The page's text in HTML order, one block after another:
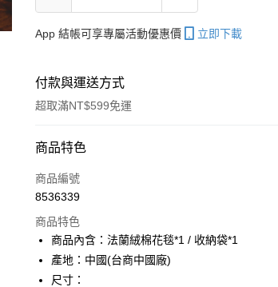
App 結帳可享專屬活動優惠價 立即下載
付款與運送方式
超取滿NT$599免運
付款方式
信用卡一次付款
LINE Pay
Apple Pay
商品特色
商品編號
8536339
商品特色
商品內含：法蘭絨棉花毯*1 / 收納袋*1
產地：中國(台商中國廠)
尺寸：